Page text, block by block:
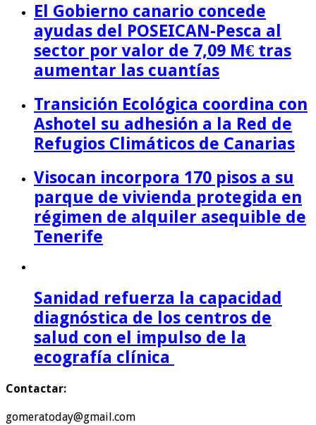
El Gobierno canario concede
ayudas del POSEICAN-Pesca al
sector por valor de 7,09 M€ tras
aumentar las cuantías
Transición Ecológica coordina con
Ashotel su adhesión a la Red de
Refugios Climáticos de Canarias
Visocan incorpora 170 pisos a su
parque de vivienda protegida en
régimen de alquiler asequible de
Tenerife
Sanidad refuerza la capacidad
diagnóstica de los centros de
salud con el impulso de la
ecografía clínica
Contactar:
gomeratoday@gmail.com